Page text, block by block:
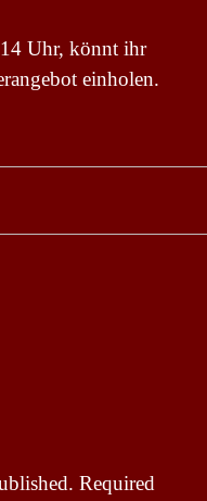
Uhr, könnt ihr
einholen.
Required